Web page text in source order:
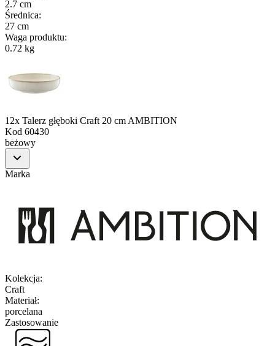
2.7 cm
Średnica:
27 cm
Waga produktu:
0.72 kg
12x Talerz głęboki Craft 20 cm AMBITION
Kod 60430
beżowy
Marka
Kolekcja:
Craft
Materiał:
porcelana
Zastosowanie